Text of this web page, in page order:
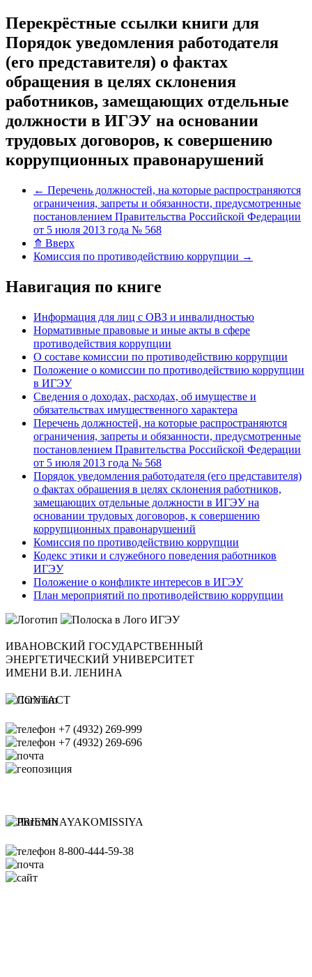
Перекрёстные ссылки книги для
Порядок уведомления работодателя
(его представителя) о фактах
обращения в целях склонения
работников, замещающих отдельные
должности в ИГЭУ на основании
трудовых договоров, к совершению
коррупционных правонарушений
← Перечень должностей, на которые распространяются
ограничения, запреты и обязанности, предусмотренные
постановлением Правительства Российской Федерации
от 5 июля 2013 года № 568
⤊ Вверх
Комиссия по противодействию коррупции →
Навигация по книге
Информация для лиц с ОВЗ и инвалидностью
Нормативные правовые и иные акты в сфере
противодействия коррупции
О составе комиссии по противодействию коррупции
Положение о комиссии по противодействию коррупции
в ИГЭУ
Сведения о доходах, расходах, об имуществе и
обязательствах имущественного характера
Перечень должностей, на которые распространяются
ограничения, запреты и обязанности, предусмотренные
постановлением Правительства Российской Федерации
от 5 июля 2013 года № 568
Порядок уведомления работодателя (его представителя)
о фактах обращения в целях склонения работников,
замещающих отдельные должности в ИГЭУ на
основании трудовых договоров, к совершению
коррупционных правонарушений
Комиссия по противодействию коррупции
Кодекс этики и служебного поведения работников
ИГЭУ
Положение о конфликте интересов в ИГЭУ
План мероприятий по противодействию коррупции
ИВАНОВСКИЙ ГОСУДАРСТВЕННЫЙ
ЭНЕРГЕТИЧЕСКИЙ УНИВЕРСИТЕТ
ИМЕНИ В.И. ЛЕНИНА
+7 (4932) 269-999
+7 (4932) 269-696
8-800-444-59-38